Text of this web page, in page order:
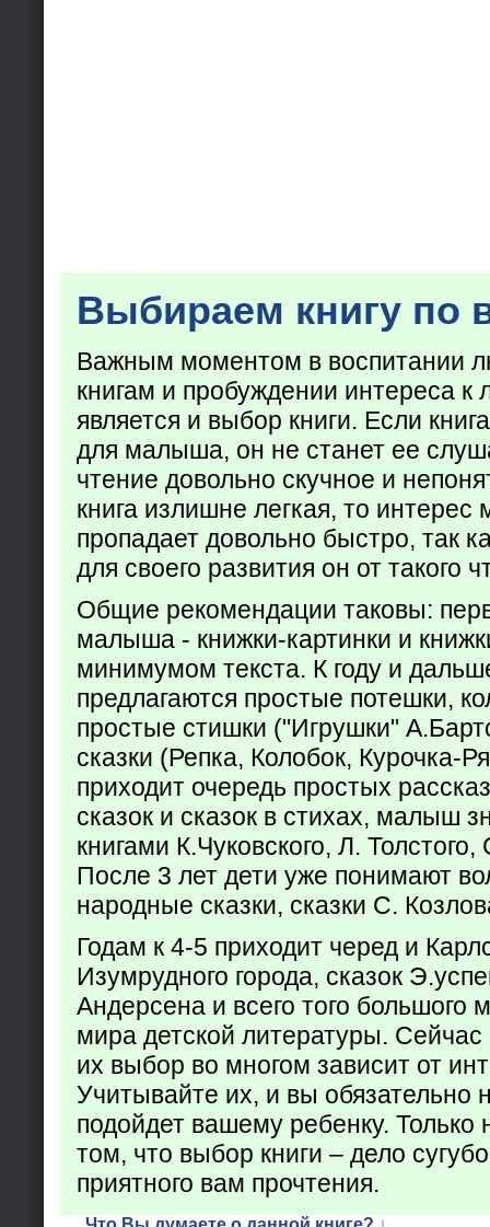
Выбираем книгу по
Важным моментом в воспитании
книгам и пробуждении интереса к
является и выбор книги. Если
для малыша, он не станет ее
чтение довольно скучное и
книга излишне легкая, то
пропадает довольно быстро, так
для своего развития он от такого
Общие рекомендации таковы:
малыша - книжки-картинки и
минимумом текста. К году и
предлагаются простые потешки,
простые стишки ("Игрушки"
сказки (Репка, Колобок, Курочка-
приходит очередь простых
сказок и сказок в стихах, малыш
книгами К.Чуковского, Л.
После 3 лет дети уже понимают
народные сказки, сказки С.
Годам к 4-5 приходит черед и
Изумрудного города, сказок
Андерсена и всего того большого
мира детской литературы. Сейчас
их выбор во многом зависит от
Учитывайте их, и вы обязательно
подойдет вашему ребенку. Только
том, что выбор книги – дело
приятного вам прочтения.